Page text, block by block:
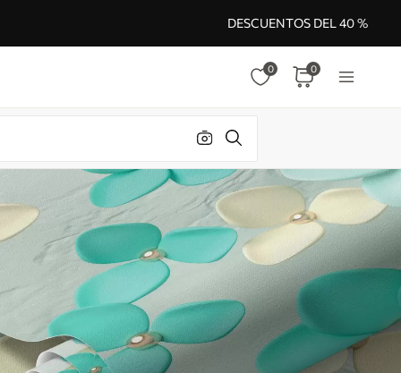
DESCUENTOS DEL 40 %
0 0